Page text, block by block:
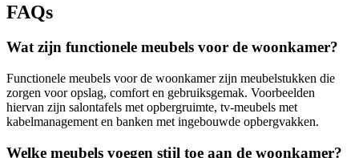
FAQs
Wat zijn functionele meubels voor de woonkamer?
Functionele meubels voor de woonkamer zijn meubelstukken die
zorgen voor opslag, comfort en gebruiksgemak. Voorbeelden
hiervan zijn salontafels met opbergruimte, tv-meubels met
kabelmanagement en banken met ingebouwde opbergvakken.
Welke meubels voegen stijl toe aan de woonkamer?